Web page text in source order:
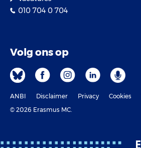
010 704 0 704
Volg ons op
ANBI Disclaimer Privacy Cookies
© 2026 Erasmus MC.